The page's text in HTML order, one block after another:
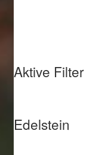
Aktive Filter
Edelstein